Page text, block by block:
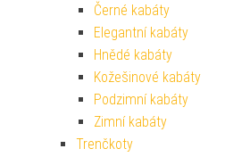
Černé kabáty
Elegantní kabáty
Hnědé kabáty
Kožešinové kabáty
Podzimní kabáty
Zimní kabáty
Trenčkoty